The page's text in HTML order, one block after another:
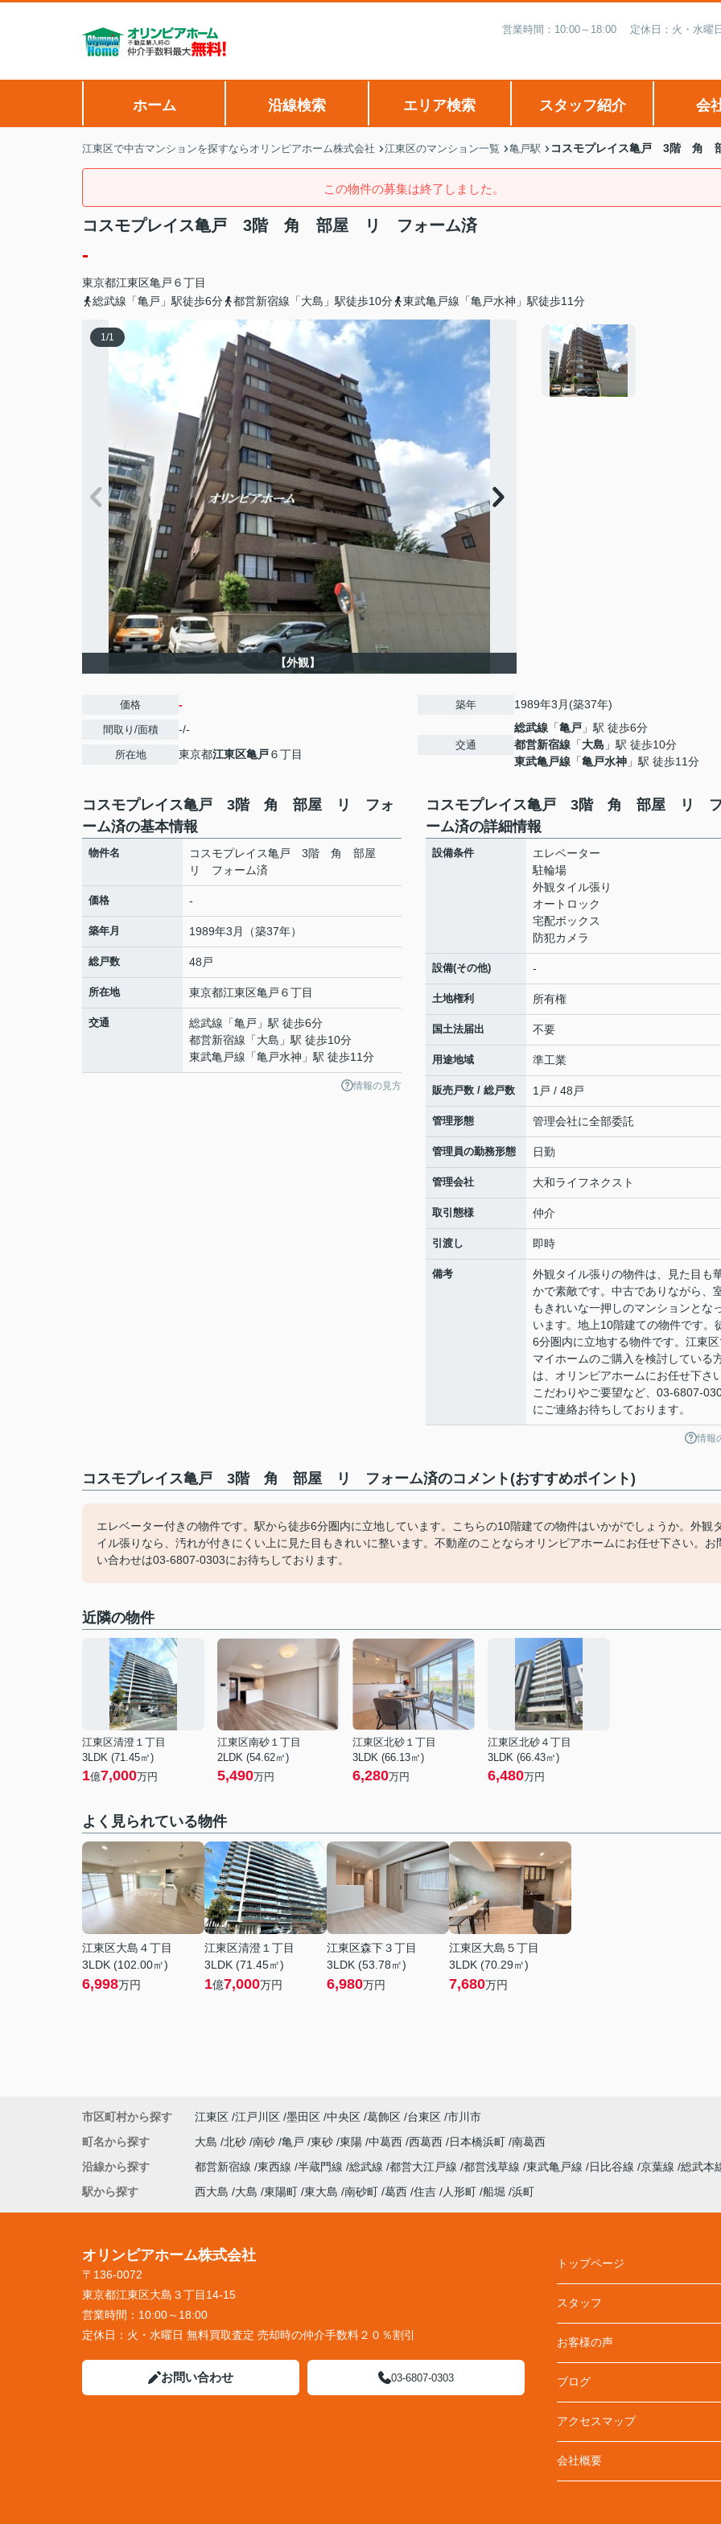
営業時間：10:00～18:00 定休日：火・水曜
ホーム 沿線検索 エリア検索 スタッフ紹介 会
江東区で中古マンションを探すならオリンピアホーム株式会社 江東区のマンション一覧 亀戸駅 コスモプレイス亀戸 3階 角
この物件の募集は終了しました。
コスモプレイス亀戸 3階 角 部屋 リ フォーム済
-
東京都江東区亀戸 ６丁目
総武線「亀戸」駅徒歩6分
都営新宿線「大島」駅徒歩10分 東武亀戸線「亀戸水神」駅徒歩11分
1/1
【外観】
価格 -
間取り/面積 -/-
所在地 東京都江東区亀戸６丁目
築年 1989年3月(築37年)
交通
総武線 「亀戸 」駅 徒歩6分
都営新宿線 「大島 」駅 徒歩10分
東武亀戸線 「亀戸水神 」駅 徒歩11分
コスモプレイス亀戸 3階 角 部屋 リ フォ
ーム済の基本情報
物件名
コスモプレイス亀戸 3階 角 部屋
リ フォーム済
価格 -
築年月 1989年3月（築37年）
総戸数 48戸
所在地 東京都江東区亀戸 ６丁目
交通 総武線 「亀戸 」駅 徒歩6分
都営新宿線 「大島 」駅 徒歩10分
東武亀戸線 「亀戸水神 」駅 徒歩11分
情報の見方
コスモプレイス亀戸 3階 角 部屋 リ
ーム済の詳細情報
設備条件
エレベーター
駐輪場
外観タイル張り
オートロック
宅配ボックス
防犯カメラ
設備(その他) -
土地権利 所有権
国土法届出 不要
用途地域 準工業
販売戸数 / 総戸数 1戸 / 48戸
管理形態 管理会社に全部委託
管理員の勤務形態 日勤
管理会社 大和ライフネクスト
取引態様 仲介
引渡し 即時
備考
外観タイル張りの物件は、見た目も
かで素敵です。中古でありながら、
もきれいな一押しのマンションとな
います。地上10階建ての物件です。
6分圏内に立地する物件です。江東
マイホームのご購入を検討している
は、オリンピアホームにお任せ下さ
こだわりやご要望など、03-6807-
にご連絡お待ちしております。
情報
コスモプレイス亀戸 3階 角 部屋 リ フォーム済のコメント(おすすめポイント)
エレベーター付きの物件です。駅から徒歩6分圏内に立地しています。こちらの10階建ての物件はいかがでしょうか。外観
イル張りなら、汚れが付きにくい上に見た目もきれいに整います。不動産のことならオリンピアホームにお任せ下さい。お
い合わせは03-6807-0303にお待ちしております。
近隣の物件
江東区清澄１丁目
3LDK (71.45㎡)
1億7,000万円
江東区南砂１丁目
2LDK (54.62㎡)
5,490万円
江東区北砂１丁目
3LDK (66.13㎡)
6,280万円
江東区北砂４丁目
3LDK (66.43㎡)
6,480万円
よく見られている物件
江東区大島４丁目
3LDK (102.00㎡)
6,998万円
江東区清澄１丁目
3LDK (71.45㎡)
1億7,000万円
江東区森下３丁目
3LDK (53.78㎡)
6,980万円
江東区大島５丁目
3LDK (70.29㎡)
7,680万円
市区町村から探す 江東区 江戸川区 墨田区 中央区 葛飾区 台東区 市川市
町名から探す
大島 北砂 南砂 亀戸 東砂 東陽 中葛西 西葛西 日本橋浜町 南葛西
沿線から探す
都営新宿線 東西線 半蔵門線 総武線 都営大江戸線 都営浅草線 東武亀戸線 日比谷線 京葉線 総武本
駅から探す
西大島 大島 東陽町 東大島 南砂町 葛西 住吉 人形町 船堀 浜町
オリンピアホーム株式会社
〒136-0072
東京都江東区大島３丁目14-15
営業時間： 10:00～18:00
定休日： 火・水曜日 無料買取査定 売却時の仲介手数料２０％割引
お問い合わせ 03-6807-0303
トップページ
スタッフ
お客様の声
ブログ
アクセスマップ
会社概要